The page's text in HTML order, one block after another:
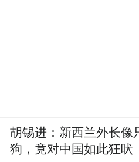
胡锡进：新西兰外长像
狗，竟对中国如此狂吠